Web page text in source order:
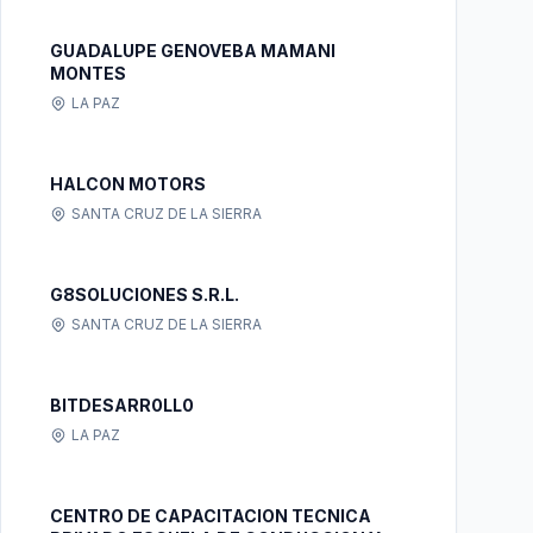
GUADALUPE GENOVEBA MAMANI
MONTES
LA PAZ
HALCON MOTORS
SANTA CRUZ DE LA SIERRA
G8SOLUCIONES S.R.L.
SANTA CRUZ DE LA SIERRA
BITDESARR0LL0
LA PAZ
CENTRO DE CAPACITACION TECNICA